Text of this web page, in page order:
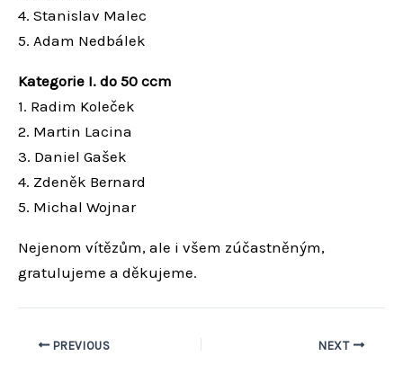
4. Stanislav Malec
5. Adam Nedbálek
Kategorie I. do 50 ccm
1. Radim Koleček
2. Martin Lacina
3. Daniel Gašek
4. Zdeněk Bernard
5. Michal Wojnar
Nejenom vítězům, ale i všem zúčastněným,
gratulujeme a děkujeme.
PREVIOUS NEXT